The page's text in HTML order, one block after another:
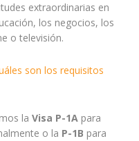
extraordinarias en
los negocios, los
o televisión.
son los requisitos
la Visa P-1A para
o la P-1B para